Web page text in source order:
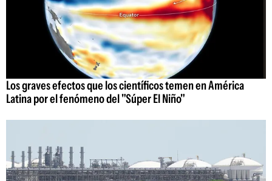
Los graves efectos que los científicos temen en América
Latina por el fenómeno del "Súper El Niño"